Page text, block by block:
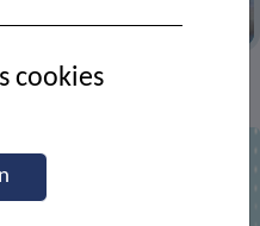
documentaires
cookies